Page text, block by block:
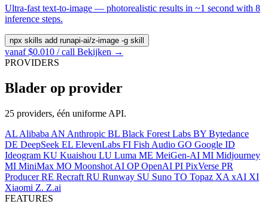
Ultra-fast text-to-image — photorealistic results in ~1 second with 8
inference steps.
npx skills add runapi-ai/z-image -g skill
vanaf $0.010 / call Bekijken →
PROVIDERS
Blader op provider
25 providers, één uniforme API.
AL Alibaba AN Anthropic BL Black Forest Labs BY Bytedance
DE DeepSeek EL ElevenLabs FI Fish Audio GO Google ID
Ideogram KU Kuaishou LU Luma ME MeiGen-AI MI Midjourney
MI MiniMax MO Moonshot AI OP OpenAI PI PixVerse PR
Producer RE Recraft RU Runway SU Suno TO Topaz XA xAI XI
Xiaomi Z. Z.ai
FEATURES